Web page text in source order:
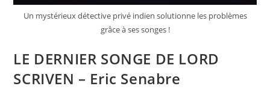
Un mystérieux détective privé indien solutionne les problèmes
grâce à ses songes !
LE DERNIER SONGE DE LORD
SCRIVEN – Eric Senabre